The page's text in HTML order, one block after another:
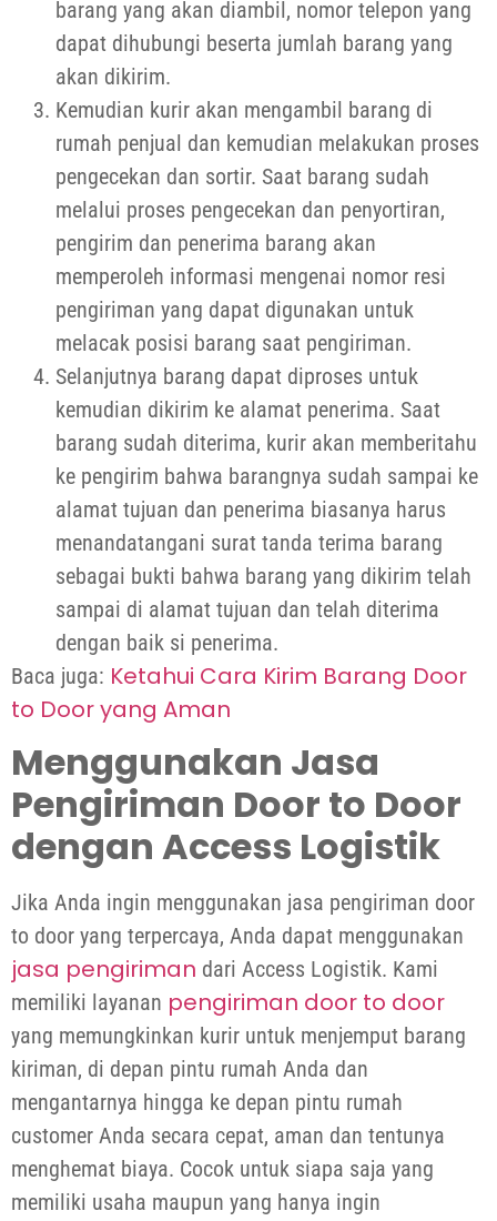
barang yang akan diambil, nomor telepon yang
dapat dihubungi beserta jumlah barang yang
akan dikirim.
Kemudian kurir akan mengambil barang di
rumah penjual dan kemudian melakukan proses
pengecekan dan sortir. Saat barang sudah
melalui proses pengecekan dan penyortiran,
pengirim dan penerima barang akan
memperoleh informasi mengenai nomor resi
pengiriman yang dapat digunakan untuk
melacak posisi barang saat pengiriman.
Selanjutnya barang dapat diproses untuk
kemudian dikirim ke alamat penerima. Saat
barang sudah diterima, kurir akan memberitahu
ke pengirim bahwa barangnya sudah sampai ke
alamat tujuan dan penerima biasanya harus
menandatangani surat tanda terima barang
sebagai bukti bahwa barang yang dikirim telah
sampai di alamat tujuan dan telah diterima
dengan baik si penerima.
Baca juga: Ketahui Cara Kirim Barang Door
to Door yang Aman
Menggunakan Jasa
Pengiriman Door to Door
dengan Access Logistik
Jika Anda ingin menggunakan jasa pengiriman door
to door yang terpercaya, Anda dapat menggunakan
jasa pengiriman dari Access Logistik. Kami
memiliki layanan pengiriman door to door
yang memungkinkan kurir untuk menjemput barang
kiriman, di depan pintu rumah Anda dan
mengantarnya hingga ke depan pintu rumah
customer Anda secara cepat, aman dan tentunya
menghemat biaya. Cocok untuk siapa saja yang
memiliki usaha maupun yang hanya ingin